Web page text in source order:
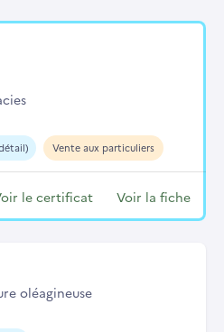
Vente aux particuliers
le certificat Voir la fiche
oléagineuse